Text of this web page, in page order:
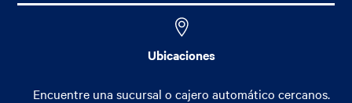
Ubicaciones
Encuentre una sucursal o cajero automático cercanos.